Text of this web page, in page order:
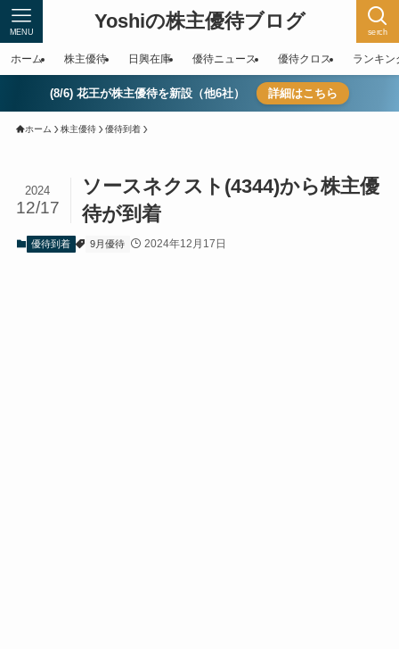
Yoshiの株主優待ブログ serch
MENU
ホーム 株主優待 日興在庫 優待ニュース 優待クロス ランキン
(8/6) 花王が株主優待を新設（他6社） 詳細はこちら
ホーム 株主優待 優待到着
ソースネクスト(4344)から株主優
待が到着
2024
12/17
優待到着 9月優待 2024年12月17日